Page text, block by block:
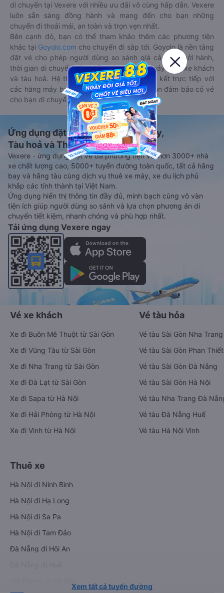
di chuyển tại Vexere với nhiều ưu đãi vô cùng hấp dẫn. Vexere
luôn sẵn sàng đồng hành và mang đến cho bạn những
chuyến đi thoải mái, an toàn và trọn vẹn nhất.
Bên cạnh đó, bạn có thể tham khảo thêm các phương tiện
khác tại Goyolo.com cho chuyến đi sắp tới. Goyolo là nền tảng
đặt vé cho phép người dùng so sánh giá cả, giờ khởi hành,
thời gian di chuyển của nhiều phương tiện máy bay, xe khách
và tàu hoả. Hệ thống của Goyolo được liên kết trực tiếp với
các hãng máy bay, xe khách và tàu hoả, luôn đảm bảo có vé
cho bạn di chuyển.
Ứng dụng đặt vé Xe khách, Máy bay,
Tàu hoả và Thuê xe
Vexere - ứng dụng đặt vé đa phương tiện với hơn 3000+ nhà
xe chất lượng cao, 5000+ tuyến đường toàn quốc, tất cả hãng
bay và hãng tàu cùng dịch vụ thuê xe máy, xe du lịch phủ
khắp các tỉnh thành tại Việt Nam.
Ứng dụng hiển thị thông tin đầy đủ, minh bạch cùng vô vàn
tiện ích giúp người dùng so sánh và lựa chọn phương án di
chuyển tiết kiệm, nhanh chóng và phù hợp nhất.
Tải ứng dụng Vexere ngay
Vé xe khách
Xe đi Buôn Mê Thuột từ Sài Gòn
Xe đi Vũng Tàu từ Sài Gòn
Xe đi Nha Trang từ Sài Gòn
Xe đi Đà Lạt từ Sài Gòn
Xe đi Sapa từ Hà Nội
Xe đi Hải Phòng từ Hà Nội
Xe đi Vinh từ Hà Nội
Vé tàu hỏa
Vé tàu Sài Gòn Nha Trang
Vé tàu Sài Gòn Phan Thiết
Vé tàu Sài Gòn Đà Nẵng
Vé tàu Sài Gòn Hà Nội
Vé tàu Nha Trang Đà
Vé tàu Đà Nẵng Huế
Vé tàu Hà Nội Vinh
Thuê xe
Hà Nội đi Ninh Bình
Hà Nội đi Hạ Long
Hà Nội đi Sa Pa
Hà Nội đi Tam Đảo
Đà Nẵng đi Hội An
Xem tất cả tuyến đường